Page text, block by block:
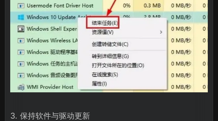
3. 保持软件与驱动更新